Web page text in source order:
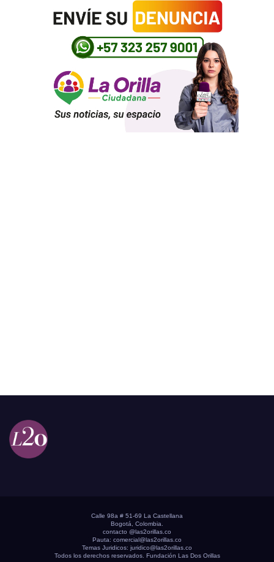
Calle 98a # 51-69 La Castellana
Bogotá, Colombia.
contacto @las2orillas.co
Pauta: comercial@las2orillas.co
Temas Juridicos: juridico@las2orillas.co
Todos los derechos reservados. Fundación Las Dos Orillas